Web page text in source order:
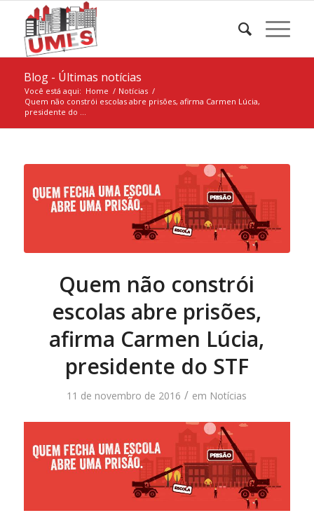
Blog - Últimas notícias
Você está aqui: Home / Notícias /
Quem não constrói escolas abre prisões, afirma Carmen Lúcia,
presidente do ...
Quem não constrói
escolas abre prisões,
afirma Carmen Lúcia,
presidente do STF
11 de novembro de 2016 / em Notícias